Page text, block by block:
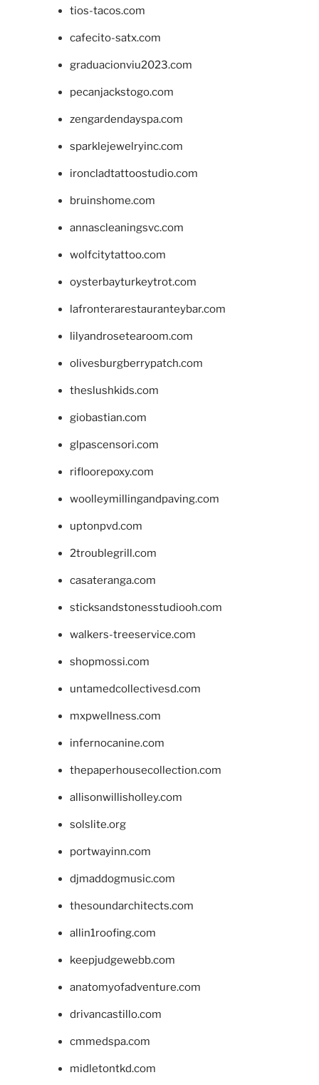
tios-tacos.com
cafecito-satx.com
graduacionviu2023.com
pecanjackstogo.com
zengardendayspa.com
sparklejewelryinc.com
ironcladtattoostudio.com
bruinshome.com
annascleaningsvc.com
wolfcitytattoo.com
oysterbayturkeytrot.com
lafronterarestauranteybar.com
lilyandrosetearoom.com
olivesburgberrypatch.com
theslushkids.com
giobastian.com
glpascensori.com
rifloorepoxy.com
woolleymillingandpaving.com
uptonpvd.com
2troublegrill.com
casateranga.com
sticksandstonesstudiooh.com
walkers-treeservice.com
shopmossi.com
untamedcollectivesd.com
mxpwellness.com
infernocanine.com
thepaperhousecollection.com
allisonwillisholley.com
solslite.org
portwayinn.com
djmaddogmusic.com
thesoundarchitects.com
allin1roofing.com
keepjudgewebb.com
anatomyofadventure.com
drivancastillo.com
cmmedspa.com
midletontkd.com